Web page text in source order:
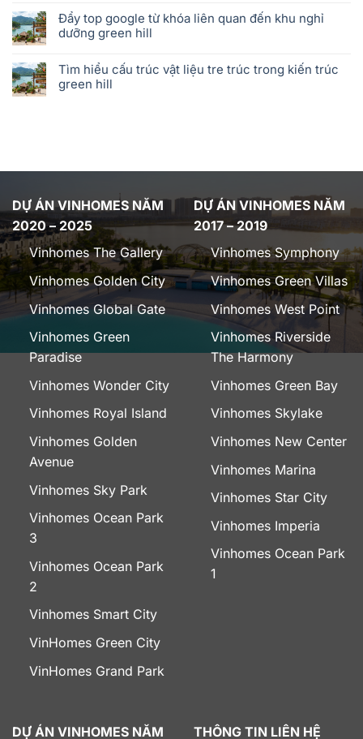
Đẩy top google từ khóa liên quan đến khu nghỉ
dưỡng green hill
Tìm hiểu cấu trúc vật liệu tre trúc trong kiến trúc
green hill
DỰ ÁN VINHOMES NĂM
2020 – 2025
Vinhomes The Gallery
Vinhomes Golden City
Vinhomes Global Gate
Vinhomes Green
Paradise
Vinhomes Wonder City
Vinhomes Royal Island
Vinhomes Golden
Avenue
Vinhomes Sky Park
Vinhomes Ocean Park
3
Vinhomes Ocean Park
2
Vinhomes Smart City
VinHomes Green City
VinHomes Grand Park
DỰ ÁN VINHOMES NĂM
2017 – 2019
Vinhomes Symphony
Vinhomes Green Villas
Vinhomes West Point
Vinhomes Riverside
The Harmony
Vinhomes Green Bay
Vinhomes Skylake
Vinhomes New Center
Vinhomes Marina
Vinhomes Star City
Vinhomes Imperia
Vinhomes Ocean Park
1
DỰ ÁN VINHOMES NĂM THÔNG TIN LIÊN HỆ